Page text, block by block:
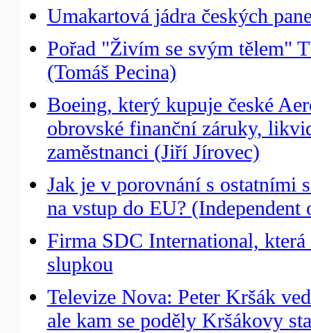
Umakartová jádra českých
Pořad "Živím se svým tělem"
(Tomáš Pecina)
Boeing, který kupuje české
obrovské finanční záruky,
zaměstnanci (Jiří Jírovec)
Jak je v porovnání s ostatními
na vstup do EU? (Independent
Firma SDC International,
slupkou
Televize Nova: Peter Kršák
ale kam se poděly Kršákovy